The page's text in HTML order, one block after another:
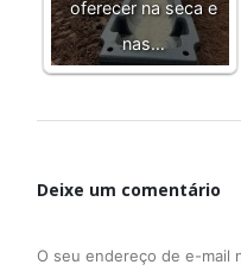
oferecer na seca e
nas…
Deixe um comentário
O seu endereço de e-mail